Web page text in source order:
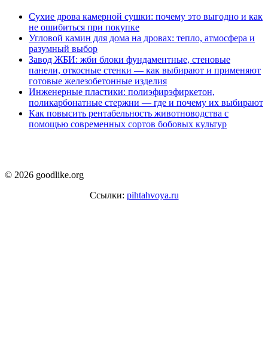
Сухие дрова камерной сушки: почему это выгодно и как
не ошибиться при покупке
Угловой камин для дома на дровах: тепло, атмосфера и
разумный выбор
Завод ЖБИ: жби блоки фундаментные, стеновые
панели, откосные стенки — как выбирают и применяют
готовые железобетонные изделия
Инженерные пластики: полиэфирэфиркетон,
поликарбонатные стержни — где и почему их выбирают
Как повысить рентабельность животноводства с
помощью современных сортов бобовых культур
© 2026 goodlike.org
Ссылки: pihtahvoya.ru